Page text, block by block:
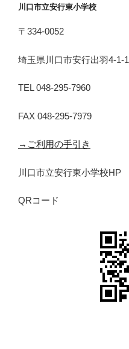
川口市立安行東小学校
〒334-0052
埼玉県川口市安行出羽4-1-1
TEL 048-295-7960
FAX 048-295-7979
→ご利用の手引き
川口市立安行東小学校HP
QRコード